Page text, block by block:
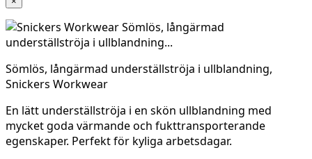
Sömlös, långärmad underställströja i ullblandning,
Snickers Workwear
En lätt underställströja i en skön ullblandning med
mycket goda värmande och fukttransporterande
egenskaper. Perfekt för kyliga arbetsdagar.